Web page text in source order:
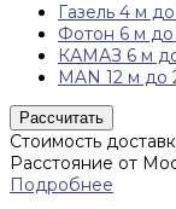
Газель 4 м до
Фотон 6 м до
КАМАЗ 6 м
MAN 12 м до
Рассчитать
Стоимость
Расстояние от
Подробнее